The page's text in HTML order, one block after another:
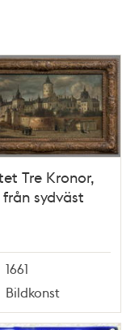
Tre Kronor,
sydväst
1661
Bildkonst